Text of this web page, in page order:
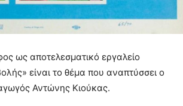
ως αποτελεσματικό εργαλείο
είναι το θέμα που αναπτύσσει ο
Αντώνης Κιούκας.